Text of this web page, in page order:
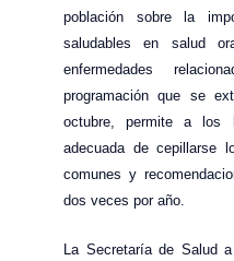
población sobre la
saludables en salud
enfermedades
programación que se
octubre, permite a los
adecuada de cepillarse
comunes y
dos veces por año.
La Secretaría de Salud